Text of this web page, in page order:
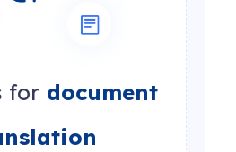
for document